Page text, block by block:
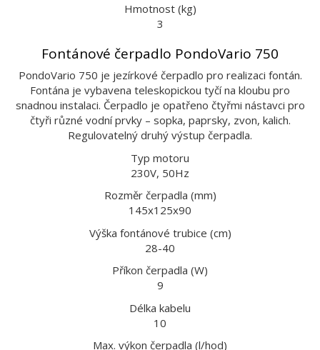
Hmotnost (kg)
3
Fontánové čerpadlo PondoVario 750
PondoVario 750 je jezírkové čerpadlo pro realizaci fontán.
Fontána je vybavena teleskopickou tyčí na kloubu pro
snadnou instalaci. Čerpadlo je opatřeno čtyřmi nástavci pro
čtyři různé vodní prvky – sopka, paprsky, zvon, kalich.
Regulovatelný druhý výstup čerpadla.
Typ motoru
230V, 50Hz
Rozměr čerpadla (mm)
145x125x90
Výška fontánové trubice (cm)
28-40
Příkon čerpadla (W)
9
Délka kabelu
10
Max. výkon čerpadla (l/hod)